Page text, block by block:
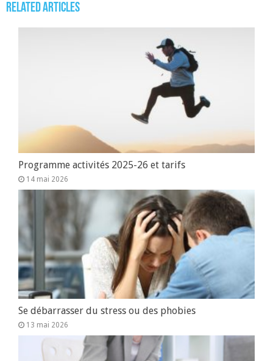
Related Articles
Programme activités 2025-26 et tarifs
14 mai 2026
Se débarrasser du stress ou des phobies
13 mai 2026